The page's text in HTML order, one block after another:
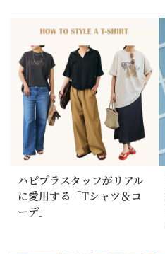
ハピプラスタッフがリアル
に愛用する「Tシャツ＆コ
ーデ」